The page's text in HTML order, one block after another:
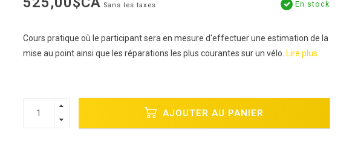
Sans les taxes En stock
Cours pratique où le participant sera en mesure d'effectuer une estimation de la
mise au point ainsi que les réparations les plus courantes sur un vélo. Lire plus..
AJOUTER AU PANIER